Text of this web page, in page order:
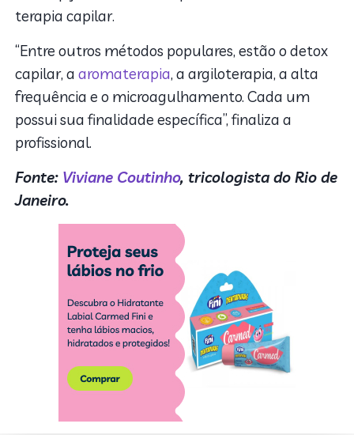
terapia capilar.
“Entre outros métodos populares, estão o detox
capilar, aaromaterapia, a argiloterapia, a alta
frequência e o microagulhamento. Cada um
possui sua finalidade específica”, finaliza a
profissional.
Fonte: Viviane Coutinho, tricologista do Rio de
Janeiro.